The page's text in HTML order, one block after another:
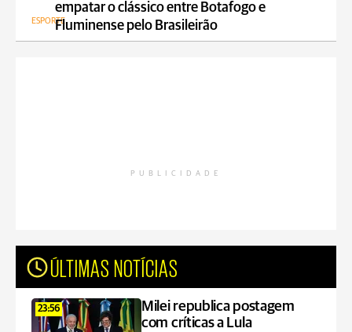
empatar o clássico entre Botafogo e
Fluminense pelo Brasileirão
ESPORTE
PUBLICIDADE
ÚLTIMAS NOTÍCIAS
23:56
Milei republica postagem
com críticas a Lula